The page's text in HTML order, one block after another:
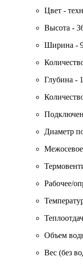
Цвет -
Высота -
Ширина -
Глубина -
Диаметр
Рабочее/
Объем
Вес (без